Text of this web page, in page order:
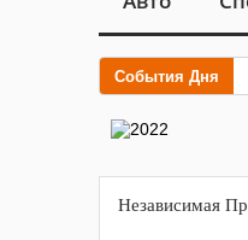
События Дня
Независимая